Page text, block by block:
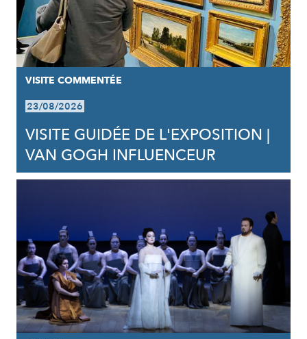
VISITE COMMENTÉE
23/08/2026
VISITE GUIDÉE DE L'EXPOSITION |
VAN GOGH INFLUENCEUR